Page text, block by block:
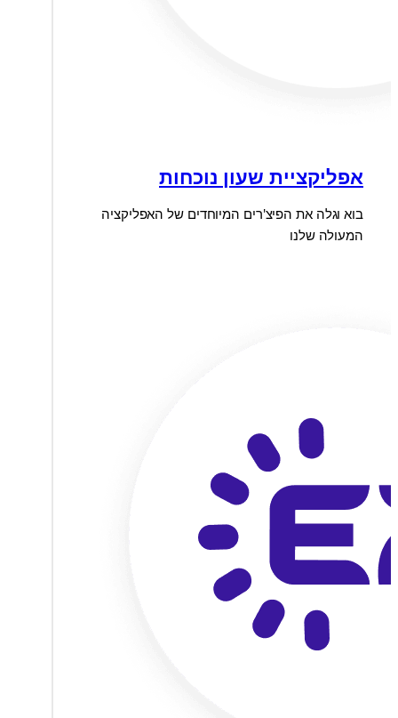
אפליקציית שעון נוכחות
בוא וגלה את הפיצ'רים המיוחדים של האפליקציה
המעולה שלנו